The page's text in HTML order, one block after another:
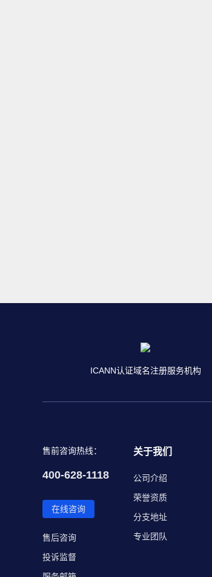
ICANN认证域名注册服务机构
售前咨询热线：
400-628-1118
在线咨询
售后咨询
投诉监督
关于我们
公司介绍
荣誉资质
分支地址
专业团队